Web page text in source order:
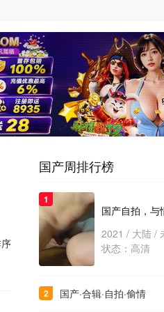
国产周排行榜
1
国产自拍，与
2021 / 大陆 /
状态：高清
2 国产·合辑·自拍·偷情